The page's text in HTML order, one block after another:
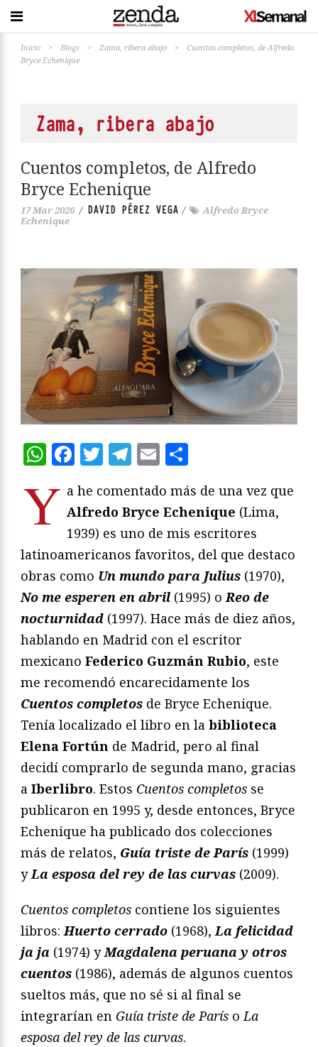
Inicio > Blogs > Zama, ribera abajo >
Cuentos completos, de Alfredo
Bryce Echenique
Zama, ribera abajo
Cuentos completos, de Alfredo
Bryce Echenique
17 Mar 2026 / DAVID PÉREZ VEGA /
Alfredo Bryce
Echenique
WhatsApp
Facebook
Twitter
Telegram
Email
Y a he comentado más de una vez que
Alfredo Bryce Echenique (Lima,
1939) es uno de mis escritores
latinoamericanos favoritos, del que destaco
obras como Un mundo para Julius (1970),
No me esperen en abril (1995) oReo de
nocturnidad (1997). Hace más de diez años,
hablando en Madrid con el escritor
mexicano Federico Guzmán Rubio, este
me recomendó encarecidamente los
Cuentos completos de Bryce Echenique.
Tenía localizado el libro en la biblioteca
Elena Fortún de Madrid, pero al final
decidí comprarlo de segunda mano, gracias
a Iberlibro. Estos Cuentos completos se
publicaron en 1995 y, desde entonces, Bryce
Echenique ha publicado dos colecciones
más de relatos, Guía triste de París (1999)
yLa esposa del rey de las curvas (2009).
Cuentos completos contiene los siguientes
libros:Huerto cerrado (1968),La felicidad
ja ja (1974) yMagdalena peruana y otros
cuentos (1986), además de algunos cuentos
sueltos más, que no sé si al final se
integrarían en Guía triste de París oLa
esposa del rey de las curvas.